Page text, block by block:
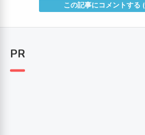
この記事にコメントする (
PR